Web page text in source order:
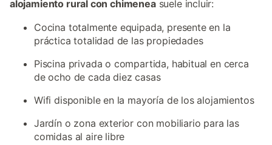
alojamiento rural con chimeneasuele incluir:
Cocina totalmente equipada, presente en la
práctica totalidad de las propiedades
Piscina privada o compartida, habitual en cerca
de ocho de cada diez casas
Wifi disponible en la mayoría de los alojamientos
Jardín o zona exterior con mobiliario para las
comidas al aire libre